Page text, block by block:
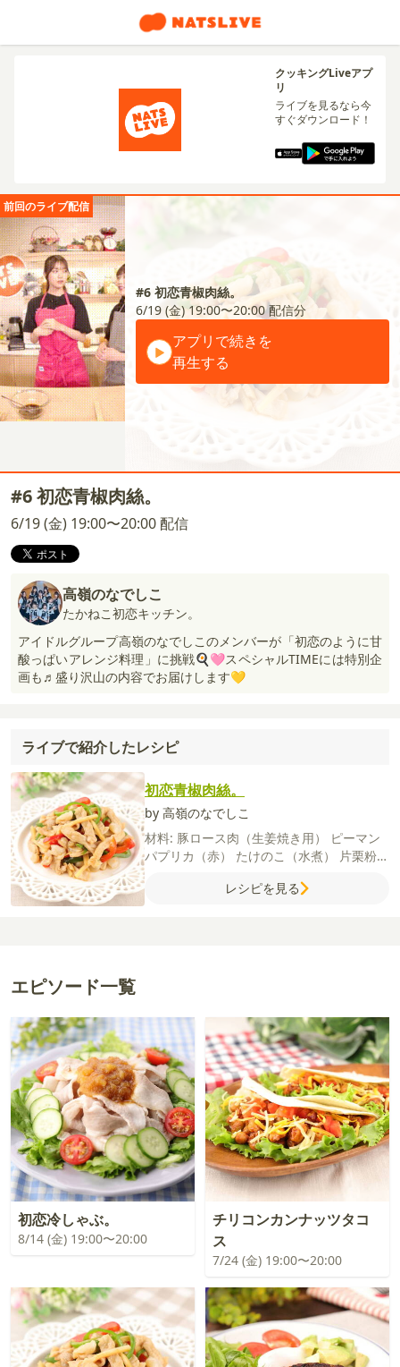
クッキングLiveアプ
リ
ライブを見るなら今
すぐダウンロード！
前回のライブ配信
#6 初恋青椒肉絲。
6/19 (金) 19:00〜20:00配信分
アプリで続きを
再生する
#6 初恋青椒肉絲。
6/19 (金) 19:00〜20:00 配信
高嶺のなでしこ
たかねこ初恋キッチン。
アイドルグループ高嶺のなでしこのメンバーが「初恋のように甘
酸っぱいアレンジ料理」に挑戦🍳🩷スペシャルTIMEには特別企
画も♬盛り沢山の内容でお届けします💛
ライブで紹介したレシピ
初恋青椒肉絲。
by 高嶺のなでしこ
材料: 豚ロース肉（生姜焼き用）
ピーマン
パプリカ（赤） たけのこ（水煮）
片栗粉
にんにく（すりおろし）
レシピを見る
エピソード一覧
初恋冷しゃぶ。
8/14 (金) 19:00〜20:00
チリコンカンナッツタコ
ス
7/24 (金) 19:00〜20:00